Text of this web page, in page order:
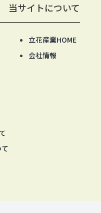
当サイトについて
立花産業HOME
会社情報